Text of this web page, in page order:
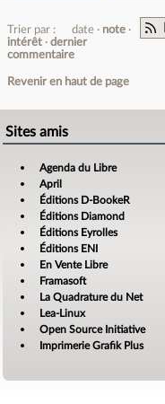
Trier par : date
note
intérêt
dernier
commentaire
Revenir en haut de page
Sites amis
Agenda du Libre
April
Éditions D-BookeR
Éditions Diamond
Éditions Eyrolles
Éditions ENI
En Vente Libre
Framasoft
La Quadrature du Net
Lea-Linux
Open Source Initiative
Imprimerie Grafik Plus